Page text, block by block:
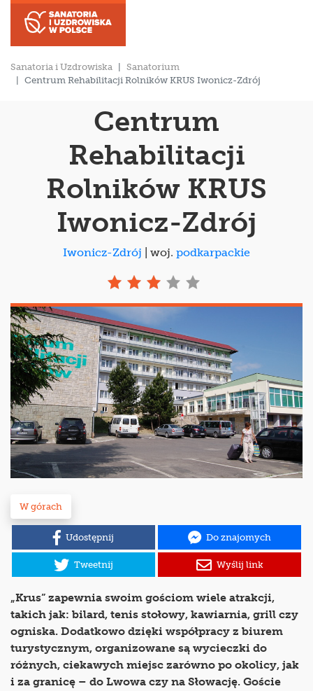
Sanatoria i Uzdrowiska
Sanatorium
Centrum Rehabilitacji Rolników KRUS Iwonicz-Zdrój
Centrum
Rehabilitacji
Rolników KRUS
Iwonicz-Zdrój
Iwonicz-Zdrój | woj. podkarpackie
W górach
Udostępnij Do znajomych
Tweetnij Wyślij link
„Krus” zapewnia swoim gościom wiele atrakcji,
takich jak: bilard, tenis stołowy, kawiarnia, grill czy
ogniska. Dodatkowo dzięki współpracy z biurem
turystycznym, organizowane są wycieczki do
różnych, ciekawych miejsc zarówno po okolicy, jak
i za granicę – do Lwowa czy na Słowację. Goście